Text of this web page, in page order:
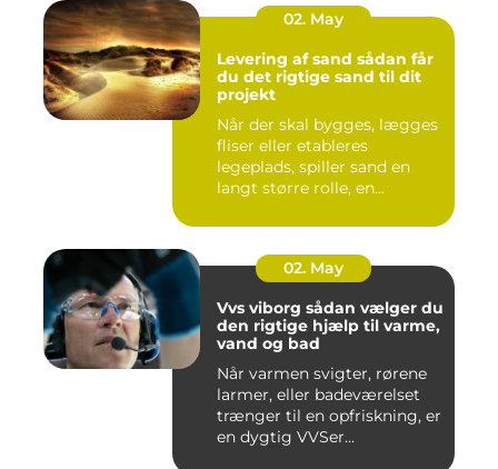
02. May
Levering af sand sådan får
du det rigtige sand til dit
projekt
Når der skal bygges, lægges
fliser eller etableres
legeplads, spiller sand en
langt større rolle, en...
02. May
Vvs viborg sådan vælger du
den rigtige hjælp til varme,
vand og bad
Når varmen svigter, rørene
larmer, eller badeværelset
trænger til en opfriskning, er
en dygtig VVSer...